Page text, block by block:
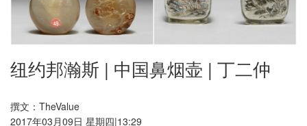
纽约邦瀚斯 | 中国鼻烟壶 | 丁二仲
撰文：TheValue
2017年03月09日 星期四|13:29